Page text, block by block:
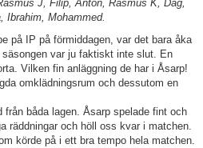
J, Filip, Anton, Rasmus K, Dag,
Ibrahim, Mohammed.
på IP på förmiddagen, var det bara åka
var ju faktiskt inte slut. En
Vilken fin anläggning de har i Åsarp!
omklädningsrum och dessutom en
från båda lagen. Åsarp spelade fint och
räddningar och höll oss kvar i matchen.
körde på i ett bra tempo hela matchen.